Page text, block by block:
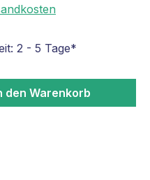
2 - 5 Tage*
den
den Warenkorb